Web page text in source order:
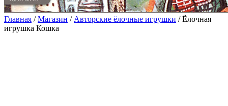
Главная /Магазин / Авторские ёлочные игрушки / Ёлочная
игрушка Кошка